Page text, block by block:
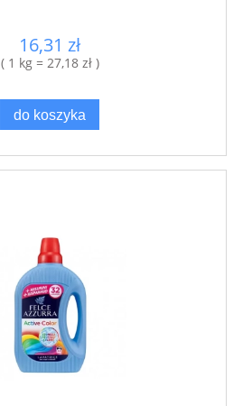
16,31 zł
( 1 kg = 27,18 zł )
do koszyka